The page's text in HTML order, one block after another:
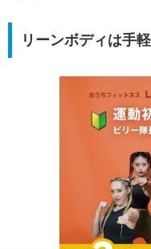
リーンボディは手